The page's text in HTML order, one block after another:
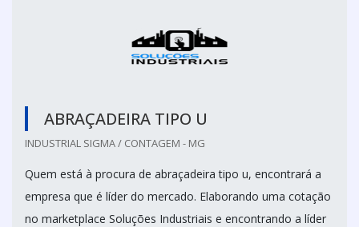
ABRAÇADEIRA TIPO U
INDUSTRIAL SIGMA / CONTAGEM - MG
Quem está à procura de abraçadeira tipo u, encontrará a
empresa que é líder do mercado. Elaborando uma cotação
no marketplace Soluções Industriais e encontrando a líder